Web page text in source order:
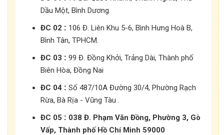
Dầu Một, Bình Dương.
ĐC 02 : 106 Đ. Liên Khu 5-6, Bình Hưng Hoà B,
Bình Tân, TPHCM.
ĐC 03 : 99 Đ. Đồng Khởi, Trảng Dài, Thành phố
Biên Hòa, Đồng Nai
ĐC 04 : Số 487/10A Đường 30/4, Phường Rạch
Rừa, Bà Rịa - Vũng Tàu .
ĐC 05 : 038 Đ. Phạm Văn Đồng, Phường 3, Gò
Vấp, Thành phố Hồ Chí Minh 59000